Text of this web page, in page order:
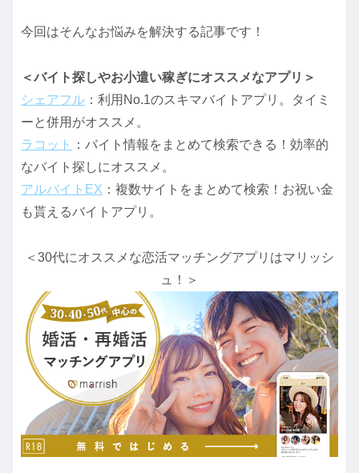
今回はそんなお悩みを解決する記事です！
＜バイト探しやお小遣い稼ぎにオススメなアプリ＞
シェアフル ：利用No.1のスキマバイトアプリ。タイミ
ーと併用がオススメ。
ラコット
：バイト情報をまとめて検索できる！効率的
なバイト探しにオススメ。
アルバイトEX ：複数サイトをまとめて検索！お祝い金
も貰えるバイトアプリ。
＜30代にオススメな恋活マッチングアプリはマリッシ
ュ！＞